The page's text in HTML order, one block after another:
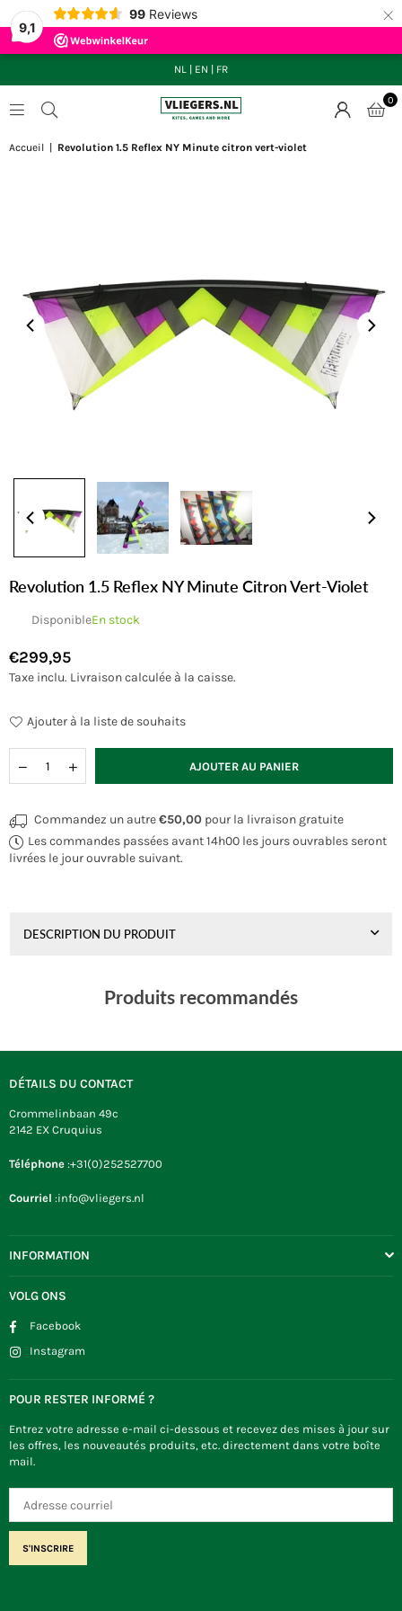
9,1
99 Reviews ×
NL EN FR
0
Accueil Revolution 1.5 Reflex NY Minute citron vert-violet
Revolution 1.5 Reflex NY Minute Citron Vert-Violet
DisponibleEn stock
Prix
régulier
€299,95
Taxe inclu. Livraisoncalculée à la caisse.
Ajouter à la liste de souhaits
AJOUTER AU PANIER
Commandez un autre€50,00 pour la livraison gratuite
Les commandes passées avant 14h00 les jours ouvrables seront
livrées le jour ouvrable suivant.
DESCRIPTION DU PRODUIT
Produits recommandés
DÉTAILS DU CONTACT
Crommelinbaan 49c
2142 EX Cruquius
Téléphone :+31(0)252527700
Courriel :info@vliegers.nl
INFORMATION
VOLG ONS
Facebook
Instagram
POUR RESTER INFORMÉ ?
Entrez votre adresse e-mail ci-dessous et recevez des mises à jour sur
les offres, les nouveautés produits, etc. directement dans votre boîte
mail.
S'INSCRIRE